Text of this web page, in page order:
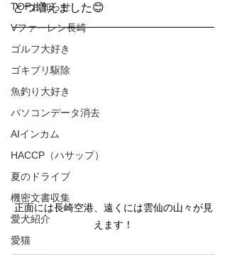
TOPお知らせ
Vファーレン長崎
ゴルフ大好き
ゴキブリ駆除
魚釣り大好き
パソコンデータ消去
AIインカム
HACCP（ハサップ）
夏のドライブ
機密文書収集
愛犬紹介
愛猫
とつ増えました😊
正面には長崎空港、遠くには雲仙の山々が見
えます！